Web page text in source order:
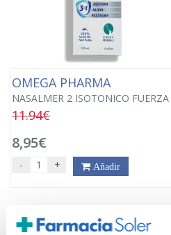
OMEGA PHARMA
NASALMER 2 ISOTONICO
11.94€
8,95€
- + Añadir